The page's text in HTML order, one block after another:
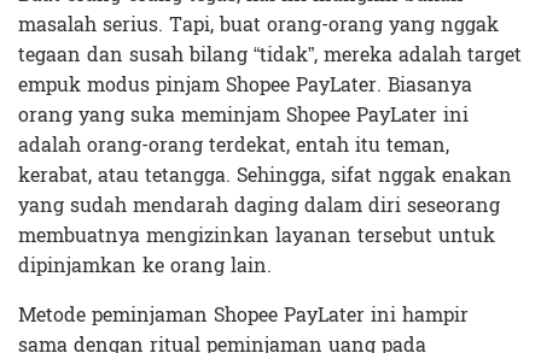
masalah serius. Tapi, buat orang-orang yang nggak
tegaan dan susah bilang “tidak”, mereka adalah target
empuk modus pinjam Shopee PayLater. Biasanya
orang yang suka meminjam Shopee PayLater ini
adalah orang-orang terdekat, entah itu teman,
kerabat, atau tetangga. Sehingga, sifat nggak enakan
yang sudah mendarah daging dalam diri seseorang
membuatnya mengizinkan layanan tersebut untuk
dipinjamkan ke orang lain.
Metode peminjaman Shopee PayLater ini hampir
sama dengan ritual peminjaman uang pada